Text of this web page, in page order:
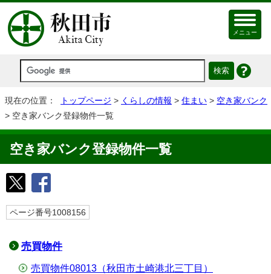
メニュー
現在の位置： トップページ > くらしの情報 > 住まい > 空き家バンク
> 空き家バンク登録物件一覧
空き家バンク登録物件一覧
ページ番号1008156
売買物件
売買物件08013（秋田市土崎港北三丁目）